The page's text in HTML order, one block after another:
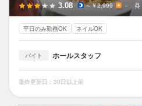
3.08 ～￥2,999 －
平日のみ勤務OK ネイルOK
バイト ホールスタッフ
最終更新日：30日以上前